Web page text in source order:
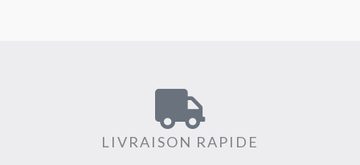
LIVRAISON RAPIDE